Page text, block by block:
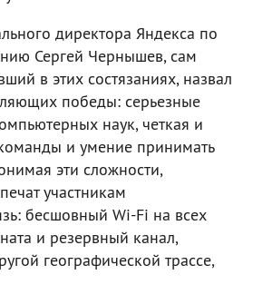
директора Яндекса по
Сергей Чернышев, сам
в этих состязаниях, назвал
победы: серьезные
наук, четкая и
и умение принимать
эти сложности,
участникам
бесшовный Wi-Fi на всех
и резервный канал,
географической трассе,